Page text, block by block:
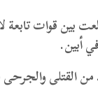
بين قوات تابعة
أبين.
القتلى